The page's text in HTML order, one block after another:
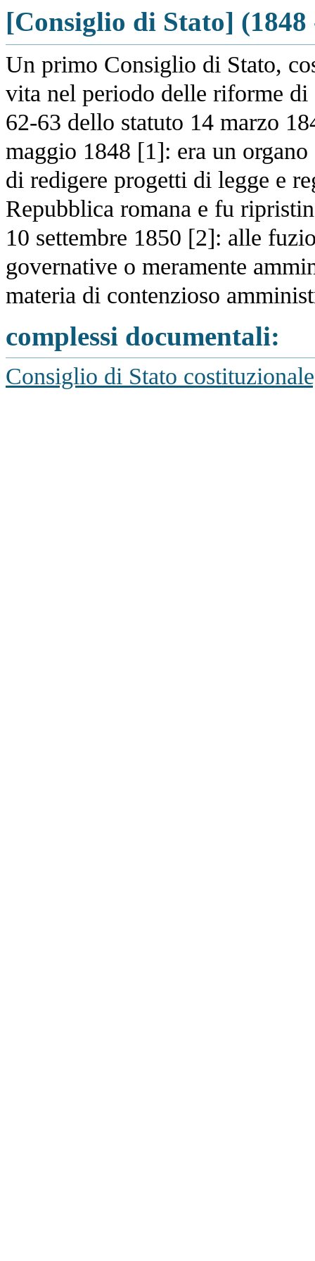
[Consiglio di Stato] (1848
Un primo Consiglio di Stato,
vita nel periodo delle riforme
62-63 dello statuto 14 marzo
maggio 1848 [1]: era un
di redigere progetti di legge e
Repubblica romana e fu
10 settembre 1850 [2]: alle
governative o meramente
materia di contenzioso
complessi documentali:
Consiglio di Stato